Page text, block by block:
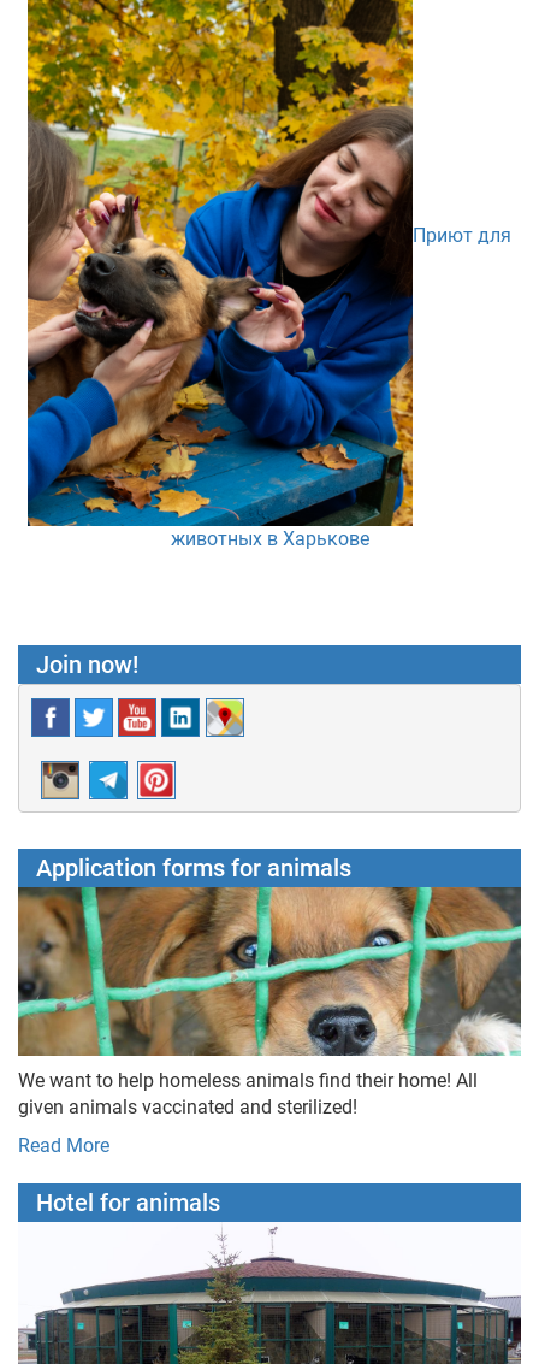
Приют для
животных в Харькове
Join now!
Application forms for animals
We want to help homeless animals find their home! All
given animals vaccinated and sterilized!
Read More
Hotel for animals